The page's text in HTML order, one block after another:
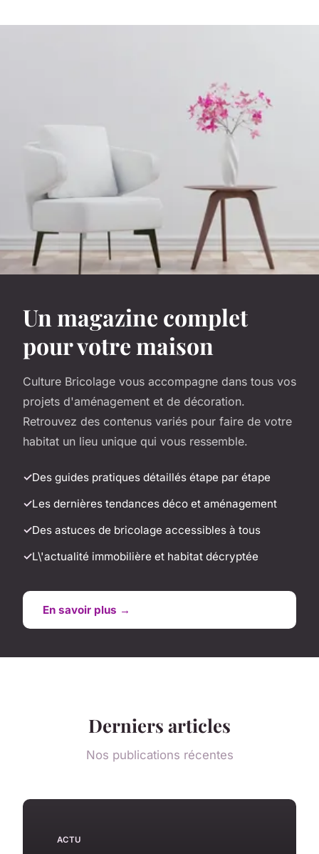
Un magazine complet
pour votre maison
Culture Bricolage vous accompagne dans tous vos
projets d'aménagement et de décoration.
Retrouvez des contenus variés pour faire de votre
habitat un lieu unique qui vous ressemble.
Des guides pratiques détaillés étape par étape
Les dernières tendances déco et aménagement
Des astuces de bricolage accessibles à tous
L\'actualité immobilière et habitat décryptée
En savoir plus →
Derniers articles
Nos publications récentes
ACTU